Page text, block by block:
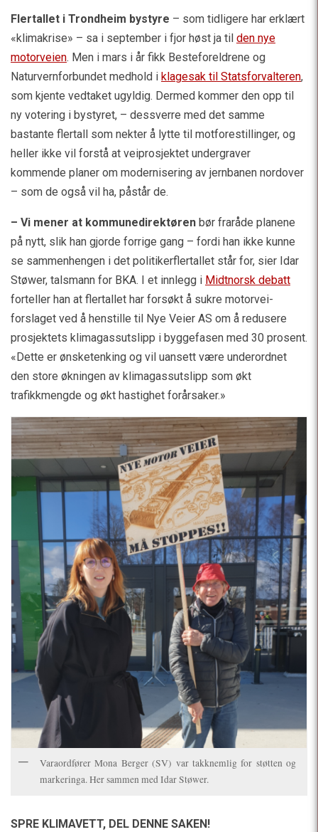
Flertallet i Trondheim bystyre – som tidligere har erklært
«klimakrise» – sa i september i fjor høst ja til den nye
motorveien. Men i mars i år fikk Besteforeldrene og
Naturvernforbundet medhold i klagesak til Statsforvalteren,
som kjente vedtaket ugyldig. Dermed kommer den opp til
ny votering i bystyret, – dessverre med det samme
bastante flertall som nekter å lytte til motforestillinger, og
heller ikke vil forstå at veiprosjektet undergraver
kommende planer om modernisering av jernbanen nordover
– som de også vil ha, påstår de.
– Vi mener at kommunedirektøren bør fraråde planene
på nytt, slik han gjorde forrige gang – fordi han ikke kunne
se sammenhengen i det politikerflertallet står for, sier Idar
Støwer, talsmann for BKA. I et innlegg i Midtnorsk debatt
forteller han at flertallet har forsøkt å sukre motorvei-
forslaget ved å henstille til Nye Veier AS om å redusere
prosjektets klimagassutslipp i byggefasen med 30 prosent.
«Dette er ønsketenking og vil uansett være underordnet
den store økningen av klimagassutslipp som økt
trafikkmengde og økt hastighet forårsaker.»
Varaordfører Mona Berger (SV) var takknemlig for støtten og
markeringa. Her sammen med Idar Støwer.
SPRE KLIMAVETT, DEL DENNE SAKEN!